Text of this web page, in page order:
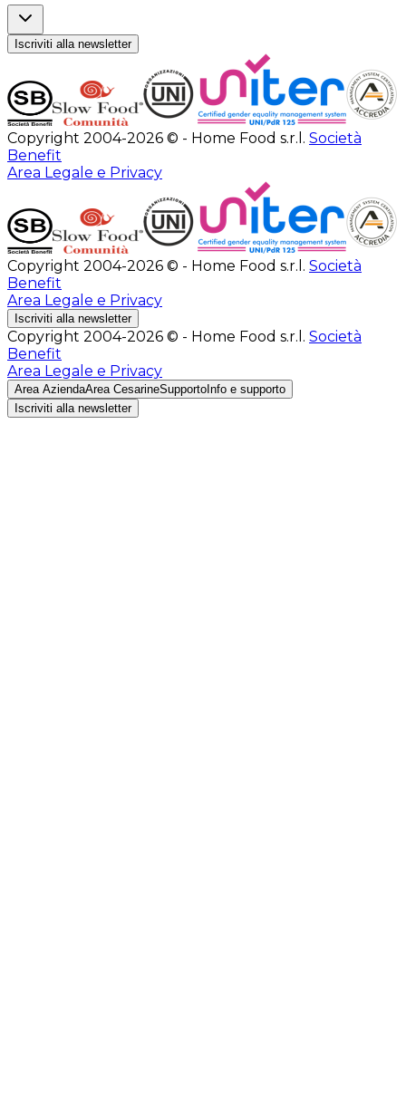
Iscriviti alla newsletter
Copyright 2004-2026 © - Home Food s.r.l. Società
Benefit
Area Legale e Privacy
Copyright 2004-2026 © - Home Food s.r.l. Società
Benefit
Area Legale e Privacy
Iscriviti alla newsletter
Copyright 2004-2026 © - Home Food s.r.l. Società
Benefit
Area Legale e Privacy
Area AziendaArea CesarineSupporto Info e supporto
Iscriviti alla newsletter